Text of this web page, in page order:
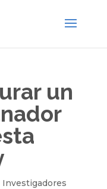
un
Investigadores